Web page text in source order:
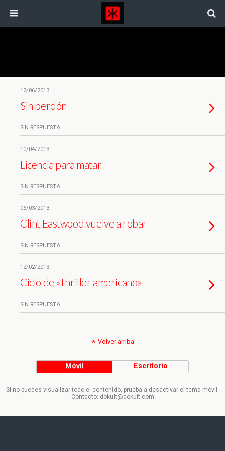
12/06/2013
Sin perdón
SIN RESPUESTA
10/04/2013
Licencia para matar
SIN RESPUESTA
06/03/2013
Clint Eastwood vuelve a robar
SIN RESPUESTA
12/02/2013
Ciclo de »Thriller americano»
SIN RESPUESTA
Volver arriba
Móvil Escritorio
Si no puedes visualizar todo el contenido, prueba a desactivar el tema móvil.
Contacto: dokult@dokult.com